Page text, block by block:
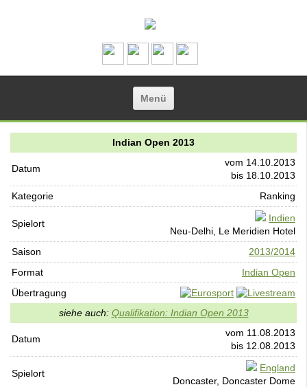
Menü
Indian Open 2013
Datum
vom 14.10.2013
bis 18.10.2013
Kategorie
Ranking
Spielort
Indien
Neu-Delhi, Le Meridien Hotel
Saison
2013/2014
Format
Indian Open
Übertragung
siehe auch: Qualifikation: Indian Open 2013
Datum
vom 11.08.2013
bis 12.08.2013
Spielort
England
Doncaster, Doncaster Dome